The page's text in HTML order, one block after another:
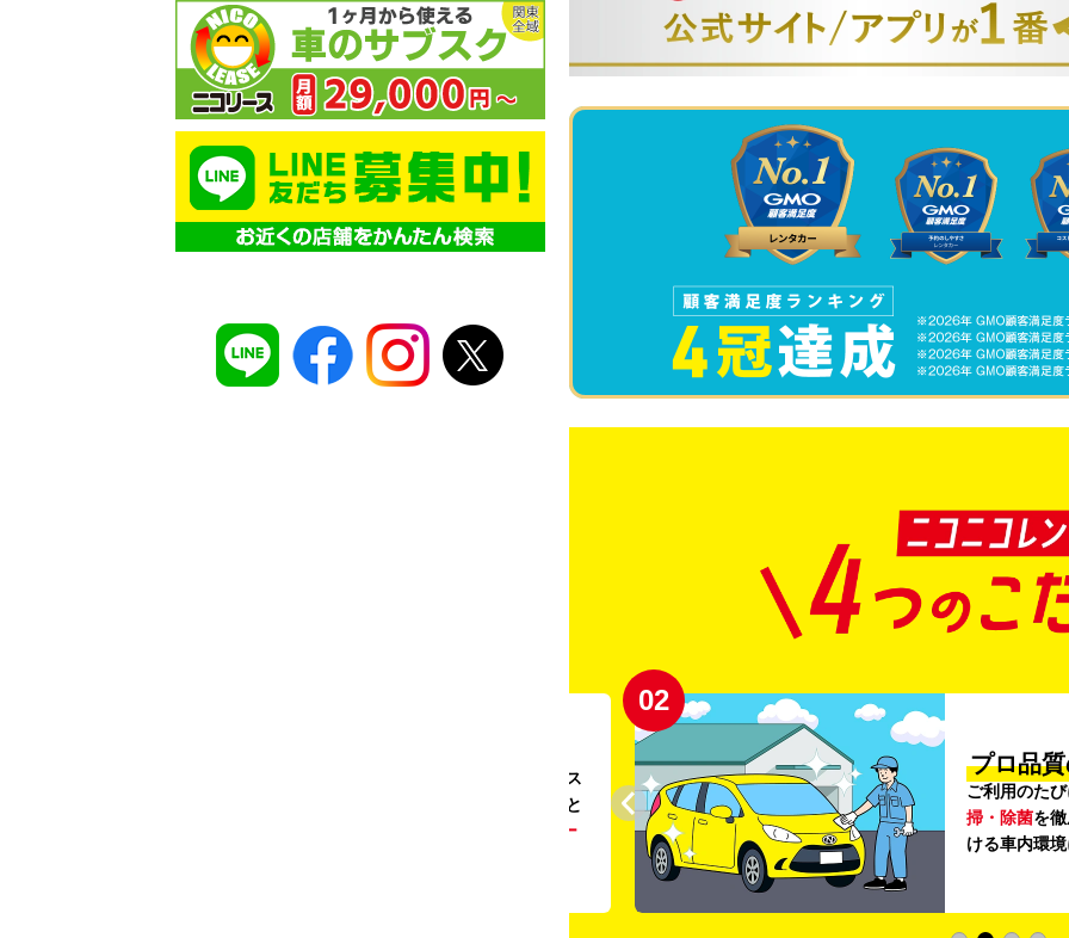
。ガソリンス
タンドや整備工場の既存インフラを活用すること
リー
02
プロ品
ご利用のた
掃・除菌を
ける車内環